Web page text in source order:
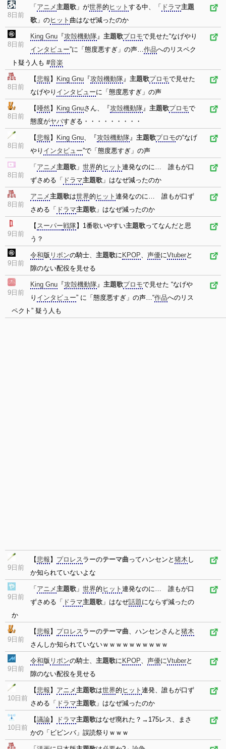
8日前
「 アニメ主題歌 」が世界的 ヒット する中、「 ドラマ主題
歌 」のヒット 曲はなぜ減ったのか
8日前
King Gnu 『攻殻機動隊』 主題歌プロモで見せた“なげやり
インタビュー”に「態度悪すぎ」の声…作品へのリスペク
ト疑う人も #音楽
8日前
【悲報 】 King Gnu 『攻殻機動隊』 主題歌プロモで見せた
なげやり インタビューに「態度悪すぎ」の声
8日前
【唖然】 King Gnuさん、『攻殻機動隊』 主題歌プロモで
態度がヤバすぎる・・・・・・・・・
8日前
【悲報 】 King Gnu、『攻殻機動隊』 主題歌プロモの“なげ
やり インタビュー”で「態度悪すぎ」の声
8日前
「 アニメ主題歌 」 世界的 ヒット 連発なのに… 誰もが口
ずさめる「 ドラマ主題歌 」はなぜ減ったのか
8日前
アニメ主題歌は世界的 ヒット 連発なのに… 誰もが口ず
さめる「 ドラマ主題歌 」はなぜ減ったのか
9日前
【 スーパー戦隊】1番歌いやすい主題歌ってなんだと思
う？
9日前
令和版 リボンの騎士、 主題歌に KPOP、 声優にVtuberと
隙のない配役を見せる
9日前
King Gnu 『攻殻機動隊』 主題歌プロモで見せた “なげや
り インタビュー” に「態度悪すぎ」の声…“作品へのリス
ペクト” 疑う人も
9日前
【悲報 】 プロレスラーのテーマ曲 ってハンセンと 猪木 し
か知られていないよな
9日前
「 アニメ主題歌 」 世界的 ヒット 連発なのに… 誰もが口
ずさめる「 ドラマ主題歌 」はなぜ話題にならず減ったの
か
9日前
【悲報 】 プロレスラーのテーマ曲、ハンセンさんと 猪木
さんしか知られていないｗｗｗｗｗｗｗｗｗｗ
9日前
令和版 リボンの騎士、 主題歌に KPOP、 声優にVtuberと
隙のない配役を見せる
10日前
【悲報 】 アニメ主題歌は世界的 ヒット 連発、誰もが口ず
さめる「 ドラマ主題歌 」はなぜ減ったのか
10日前
【議論】 ドラマ主題歌はなぜ廃れた？→175レス、まさ
かの「ビビンバ」誤読祭りｗｗｗ